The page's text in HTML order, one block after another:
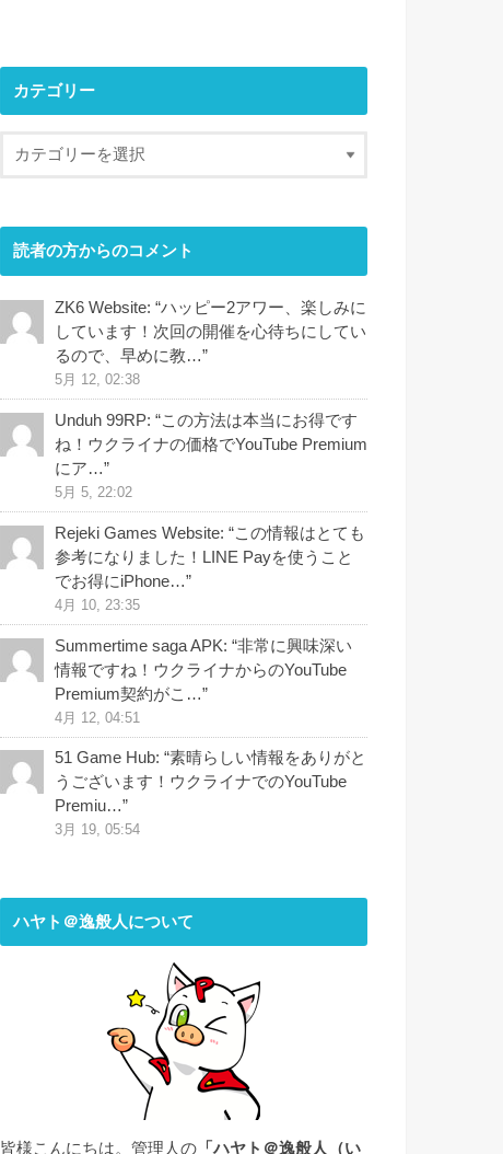
カテゴリー
読者の方からのコメント
ZK6 Website: “ハッピー2アワー、楽しみに
しています！次回の開催を心待ちにしてい
るので、早めに教…”
5月 12, 02:38
Unduh 99RP: “この方法は本当にお得です
ね！ウクライナの価格でYouTube Premium
にア…”
5月 5, 22:02
Rejeki Games Website: “この情報はとても
参考になりました！LINE Payを使うこと
でお得にiPhone…”
4月 10, 23:35
Summertime saga APK: “非常に興味深い
情報ですね！ウクライナからのYouTube
Premium契約がこ…”
4月 12, 04:51
51 Game Hub: “素晴らしい情報をありがと
うございます！ウクライナでのYouTube
Premiu…”
3月 19, 05:54
ハヤト＠逸般人について
皆様こんにちは。管理人の 「ハヤト＠逸般人（い